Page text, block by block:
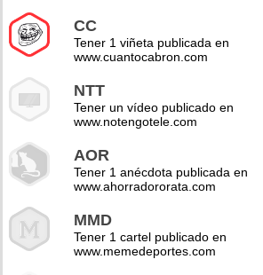
CC
Tener 1 viñeta publicada en
www.cuantocabron.com
NTT
Tener un vídeo publicado en
www.notengotele.com
AOR
Tener 1 anécdota publicada en
www.ahorradororata.com
MMD
Tener 1 cartel publicado en
www.memedeportes.com